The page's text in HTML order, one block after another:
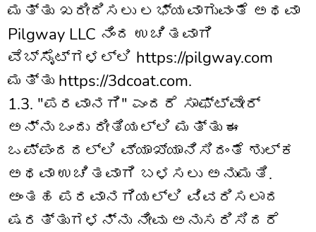
ಮತ್ತು ಖರೀದಿಸಲು ಲಭ್ಯವಾಗುವಂತೆ ಅಥವಾ
Pilgway LLC ನಿಂದ ಉಚಿತವಾಗಿ
ವೆಬ್‌ಸೈಟ್‌ಗಳಲ್ಲಿ https://pilgway.com
ಮತ್ತು https://3dcoat.com.
1.3. "ಪರವಾನಗಿ" ಎಂದರೆ ಸಾಫ್ಟ್‌ವೇರ್
ಅನ್ನು ಒಂದು ರೀತಿಯಲ್ಲಿ ಮತ್ತು ಈ
ಒಪ್ಪಂದದಲ್ಲಿ ವ್ಯಾಖ್ಯಾನಿಸಿದಂತೆ ಶುಲ್ಕ
ಅಥವಾ ಉಚಿತವಾಗಿ ಬಳಸಲು ಅನುಮತಿ.
ಅಂತಹ ಪರವಾನಗಿಯಲ್ಲಿ ವಿವರಿಸಲಾದ
ಷರತ್ತುಗಳನ್ನು ನೀವು ಅನುಸರಿಸಿದರೆ